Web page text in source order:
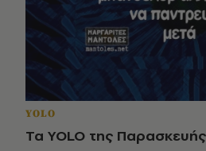
YOLO
Τα YOLO της